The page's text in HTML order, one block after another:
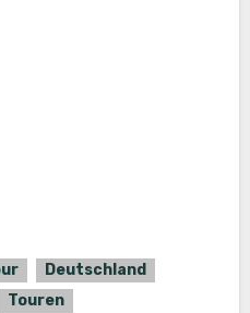
Deutschland
Touren